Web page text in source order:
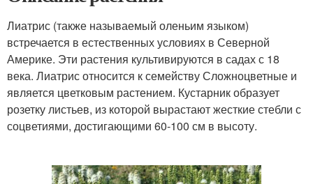
Лиатрис (также называемый оленьим языком)
встречается в естественных условиях в Северной
Америке. Эти растения культивируются в садах с 18
века. Лиатрис относится к семейству Сложноцветные и
является цветковым растением. Кустарник образует
розетку листьев, из которой вырастают жесткие стебли с
соцветиями, достигающими 60-100 см в высоту.